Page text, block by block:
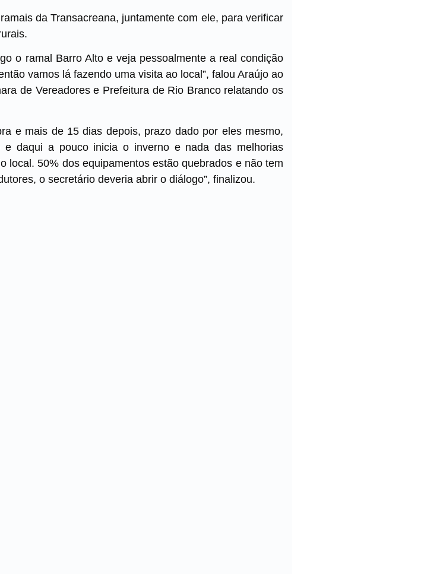
da Transacreana, juntamente com ele, para verificar
o ramal Barro Alto e veja pessoalmente a real condição
vamos lá fazendo uma visita ao local”, falou Araújo ao
de Vereadores e Prefeitura de Rio Branco relatando os
e mais de 15 dias depois, prazo dado por eles mesmo,
daqui a pouco inicia o inverno e nada das melhorias
local. 50% dos equipamentos estão quebrados e não tem
o secretário deveria abrir o diálogo”, finalizou.